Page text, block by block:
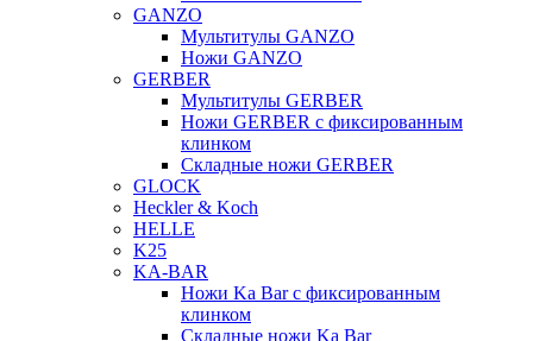
GANZO
Мультитулы GANZO
Ножи GANZO
GERBER
Мультитулы GERBER
Ножи GERBER с фиксированным
клинком
Складные ножи GERBER
GLOCK
Heckler & Koch
HELLE
K25
KA-BAR
Ножи Ka Bar c фиксированным
клинком
Складные ножи Ka Bar